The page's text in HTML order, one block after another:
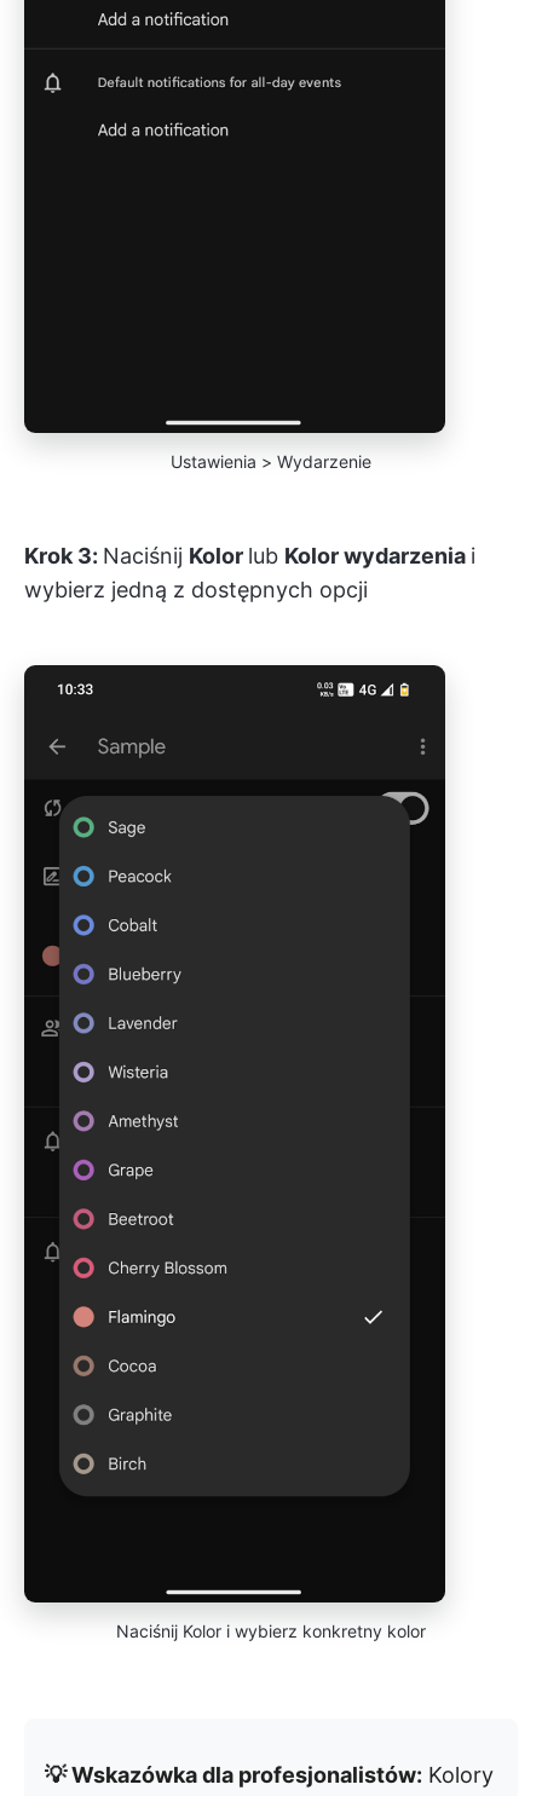
Ustawienia > Wydarzenie
Krok 3: Naciśnij Kolor lub Kolor wydarzenia i
wybierz jedną z dostępnych opcji
Naciśnij Kolor i wybierz konkretny kolor
💡 Wskazówka dla profesjonalistów: Kolory